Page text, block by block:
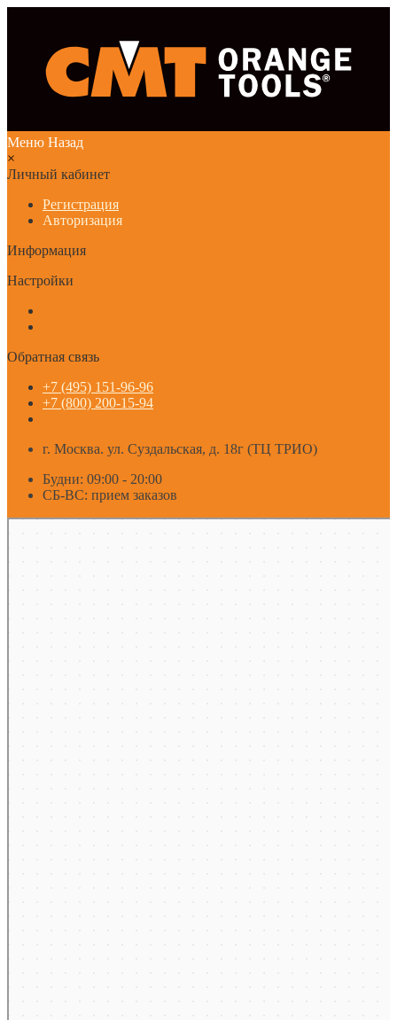
Меню Назад
×
Личный кабинет
Регистрация
Авторизация
Информация
Настройки
Обратная связь
+7 (495) 151-96-96
+7 (800) 200-15-94
г. Москва. ул. Суздальская, д. 18г (ТЦ ТРИО)
Будни: 09:00 - 20:00
СБ-ВС: прием заказов